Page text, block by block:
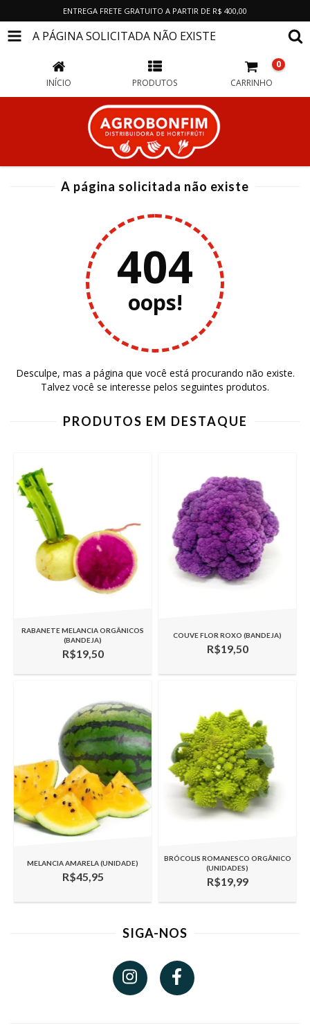
ENTREGA FRETE GRATUITO A PARTIR DE R$ 400,00
A PÁGINA SOLICITADA NÃO EXISTE
INÍCIO PRODUTOS CARRINHO
0
A página solicitada não existe
404
oops!
Desculpe, mas a página que você está procurando não existe.
Talvez você se interesse pelos seguintes produtos.
PRODUTOS EM DESTAQUE
RABANETE MELANCIA ORGÂNICOS
(BANDEJA)
R$19,50
COUVE FLOR ROXO (BANDEJA)
R$19,50
MELANCIA AMARELA (UNIDADE)
R$45,95
BRÓCOLIS ROMANESCO ORGÂNICO
(UNIDADES)
R$19,99
SIGA-NOS